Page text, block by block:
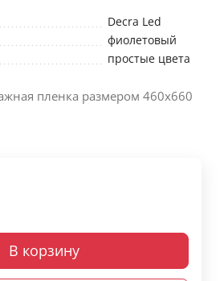
Decra Led
фиолетовый
простые цвета
пленка размером 460х660
В корзину